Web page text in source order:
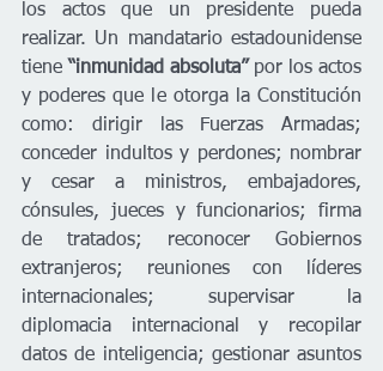
los actos que un presidente pueda
realizar. Un mandatario estadounidense
tiene “inmunidad absoluta” por los actos
y poderes que le otorga la Constitución
como: dirigir las Fuerzas Armadas;
conceder indultos y perdones; nombrar
y cesar a ministros, embajadores,
cónsules, jueces y funcionarios; firma
de tratados; reconocer Gobiernos
extranjeros; reuniones con líderes
internacionales; supervisar la
diplomacia internacional y recopilar
datos de inteligencia; gestionar asuntos